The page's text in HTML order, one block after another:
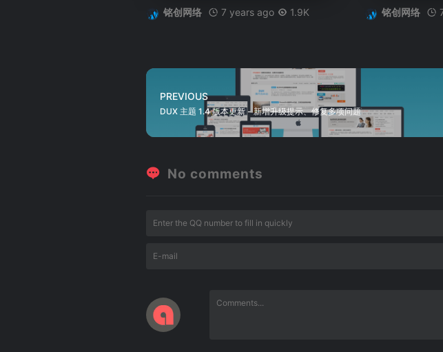
铭创网络 7 years ago 1.9K 铭创网络
PREVIOUS
DUX 主题 1.4 版本更新 - 新增升级提示、修复多项问题
No comments